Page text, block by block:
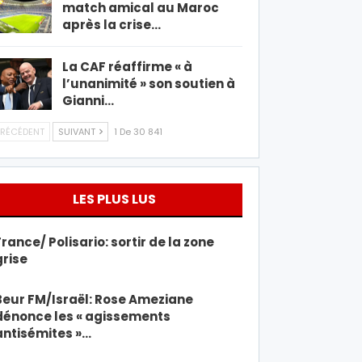
match amical au Maroc
après la crise…
La CAF réaffirme « à
l’unanimité » son soutien à
Gianni…
SUIVANT 1 De 30 841
LES PLUS LUS
Polisario: sortir de la zone
FM/Israël: Rose Ameziane
les « agissements
»…